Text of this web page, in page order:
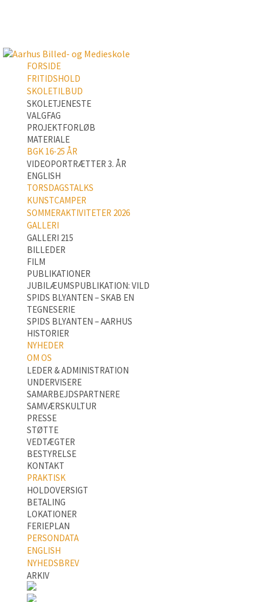
FORSIDE
FRITIDSHOLD
SKOLETILBUD
SKOLETJENESTE
VALGFAG
PROJEKTFORLØB
MATERIALE
BGK 16-25 ÅR
VIDEOPORTRÆTTER 3. ÅR
ENGLISH
TORSDAGSTALKS
KUNSTCAMPER
SOMMERAKTIVITETER 2026
GALLERI
GALLERI 215
BILLEDER
FILM
PUBLIKATIONER
JUBILÆUMSPUBLIKATION: VILD
SPIDS BLYANTEN – SKAB EN
TEGNESERIE
SPIDS BLYANTEN – AARHUS
HISTORIER
NYHEDER
OM OS
LEDER & ADMINISTRATION
UNDERVISERE
SAMARBEJDSPARTNERE
SAMVÆRSKULTUR
PRESSE
STØTTE
VEDTÆGTER
BESTYRELSE
KONTAKT
PRAKTISK
HOLDOVERSIGT
BETALING
LOKATIONER
FERIEPLAN
PERSONDATA
ENGLISH
NYHEDSBREV
ARKIV